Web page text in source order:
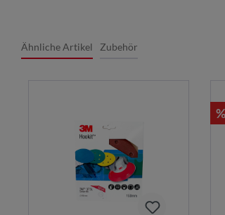
Ähnliche Artikel Zubehör
%